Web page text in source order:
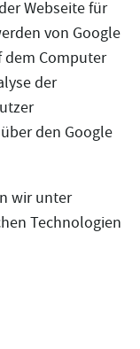
Webseite für
von Google
dem Computer
der
den Google
wir unter
Technologien